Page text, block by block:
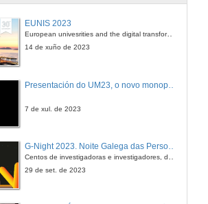
EUNIS 2023
European univesrities and the digital transformation: challenges and opportunities ahead
14 de xuño de 2023
7 de xul. de 2023
G-Night 2023. Noite Galega das Persoas Investigadoras. Conciencias creativas
29 de set. de 2023